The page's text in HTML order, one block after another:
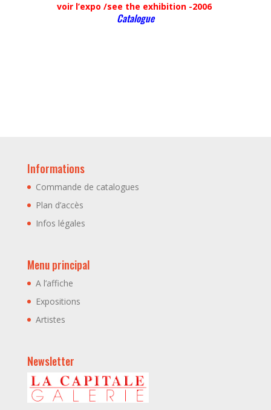
voir l’expo /see the exhibition -2006
Catalogue
Informations
Commande de catalogues
Plan d’accès
Infos légales
Menu principal
A l’affiche
Expositions
Artistes
Newsletter